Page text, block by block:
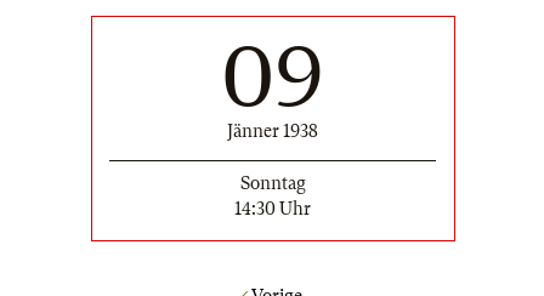
09
Jänner 1938
Sonntag
14:30 Uhr